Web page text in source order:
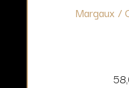
Margaux /